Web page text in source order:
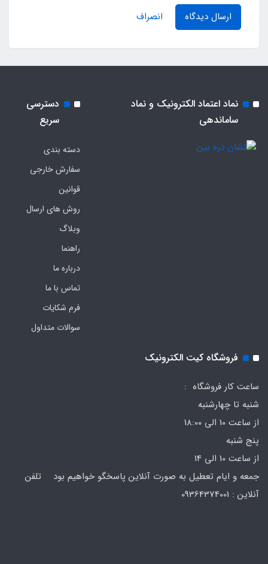
ارسال دیدگاه انصراف
نماد اعتماد الکترونیک و نماد
ساماندهی
دسترسی
سریع
دسته بندی
سفارش خارجی
قوانین
روش های ارسال
وبلاگ
راهنما
درباره ما
تماس با ما
فرم‌ شکایات
سوالات متداول
فروشگاه کیت الکترونیک
ساعت کار فروشگاه :
شنبه تا چهارشنبه
از ساعت 10 الی 18:00
پنج شنبه
از ساعت 10 الی 14
جمعه و ایام تعطیل به صورت آنلاین پاسخگو خواهیم بود تلفن